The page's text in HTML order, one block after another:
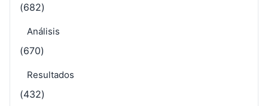
(682)
Análisis
(670)
Resultados
(432)